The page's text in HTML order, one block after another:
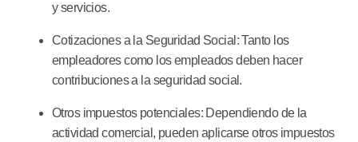
y servicios.
Cotizaciones a la Seguridad Social:Tanto los
empleadores como los empleados deben hacer
contribuciones a la seguridad social.
Otros impuestos potenciales: Dependiendo de la
actividad comercial, pueden aplicarse otros impuestos